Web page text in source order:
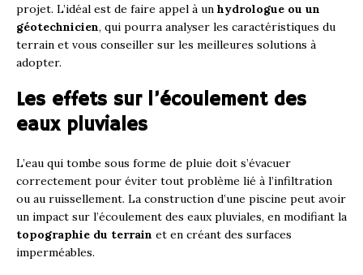
projet. L’idéal est de faire appel à un hydrologue ou un
géotechnicien, qui pourra analyser les caractéristiques du
terrain et vous conseiller sur les meilleures solutions à
adopter.
Les effets sur l’écoulement des
eaux pluviales
L’eau qui tombe sous forme de pluie doit s’évacuer
correctement pour éviter tout problème lié à l’infiltration
ou au ruissellement. La construction d’une piscine peut avoir
un impact sur l’écoulement des eaux pluviales, en modifiant la
topographie du terrain et en créant des surfaces
imperméables.